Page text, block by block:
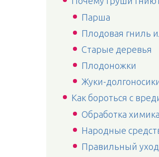
Парша
Плодовая гниль
Старые деревья
Плодоножки
Жуки-
Как бороться с
Обработка
Народные
Правильный уход